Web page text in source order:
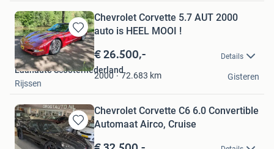
Bewaren
in
Mijn
Favorieten
Chevrolet Corvette 5.7 AUT 2000
auto is HEEL MOOI !
€ 26.500,- Details
2000 72.683 km
Laanauto Scooternederland
Rijssen
Gisteren
Bewaren
in
Chevrolet Corvette C6 6.0 Convertible
Automaat Airco, Cruise